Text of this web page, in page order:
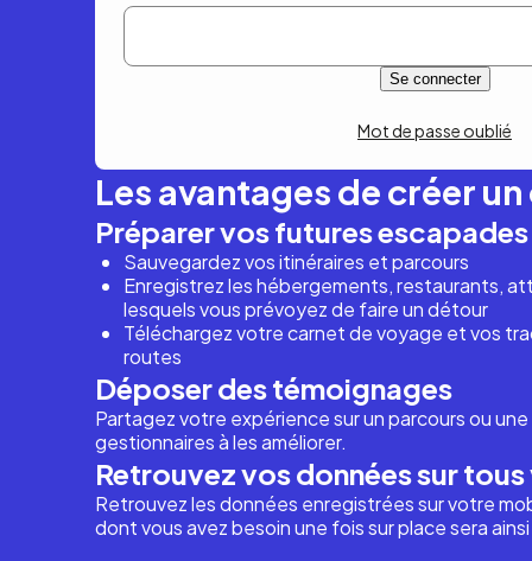
Mot de passe oublié
Les avantages de créer
Préparer vos futures escapades
Sauvegardez vos itinéraires et parcours
Enregistrez les hébergements, restaurants,
lesquels vous prévoyez de faire un détour
Téléchargez votre carnet de voyage et vos
routes
Déposer des témoignages
Partagez votre expérience sur un parcours ou
gestionnaires à les améliorer.
Retrouvez vos données sur
Retrouvez les données enregistrées sur votre
dont vous avez besoin une fois sur place sera